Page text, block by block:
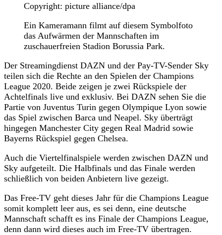
Copyright: picture alliance/dpa
Ein Kameramann filmt auf diesem Symbolfoto
das Aufwärmen der Mannschaften im
zuschauerfreien Stadion Borussia Park.
Der Streamingdienst DAZN und der Pay-TV-Sender Sky
teilen sich die Rechte an den Spielen der Champions
League 2020. Beide zeigen je zwei Rückspiele der
Achtelfinals live und exklusiv. Bei DAZN sehen Sie die
Partie von Juventus Turin gegen Olympique Lyon sowie
das Spiel zwischen Barca und Neapel. Sky überträgt
hingegen Manchester City gegen Real Madrid sowie
Bayerns Rückspiel gegen Chelsea.
Auch die Viertelfinalspiele werden zwischen DAZN und
Sky aufgeteilt. Die Halbfinals und das Finale werden
schließlich von beiden Anbietern live gezeigt.
Das Free-TV geht dieses Jahr für die Champions League
somit komplett leer aus, es sei denn, eine deutsche
Mannschaft schafft es ins Finale der Champions League,
denn dann wird dieses auch im Free-TV übertragen.